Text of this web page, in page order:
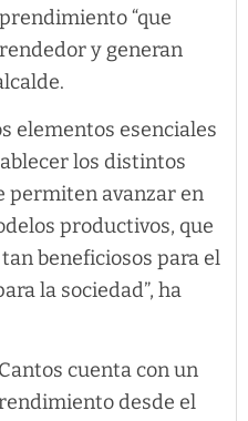
“que
y generan
elementos esenciales
los distintos
permiten avanzar en
productivos, que
beneficiosos para el
la sociedad”, ha
cuenta con un
desde el